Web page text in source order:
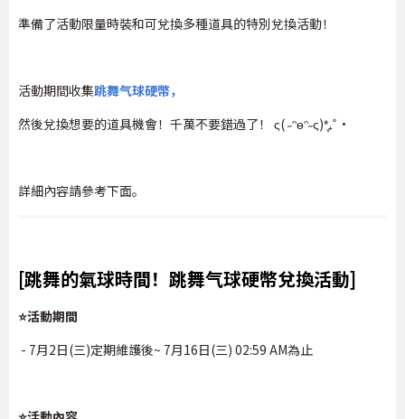
準備了活動限量時裝和可兌換多種道具的特別兌換活動！
活動期間收集跳舞气球硬幣，
然後兌換想要的道具機會！千萬不要錯過了！ ς( ˶ᵔөᵔ˶ς)*̥₊˚‧
詳細內容請參考下面。
[跳舞的氣球時間！跳舞气球硬幣兌換活動]
⭐活動期間
- 7月2日(三)定期維護後~ 7月16日(三) 02:59 AM為止